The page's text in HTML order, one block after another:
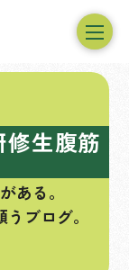
生腹筋
ある。
ブログ。